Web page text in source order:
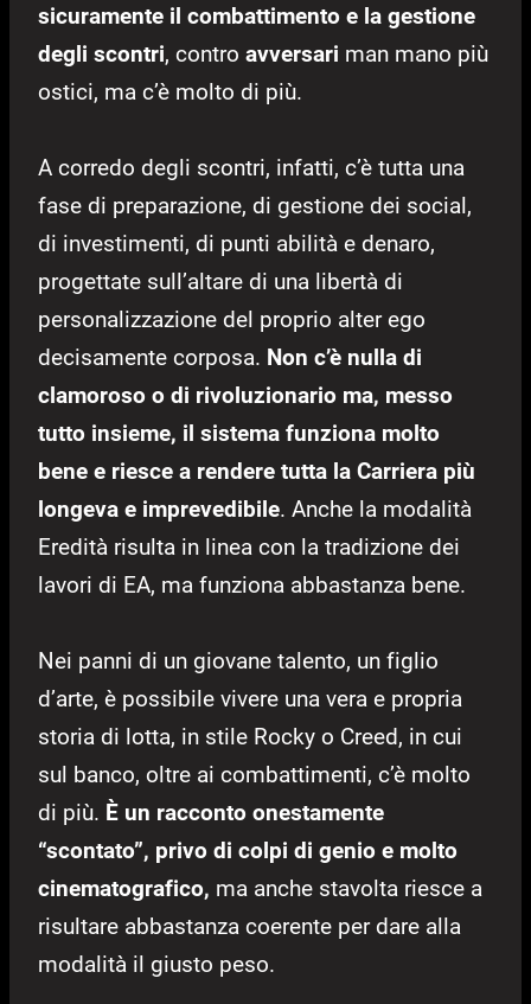
sicuramente il combattimento e la gestione
degli scontri, contro avversari man mano più
ostici, ma c’è molto di più.
A corredo degli scontri, infatti, c’è tutta una
fase di preparazione, di gestione dei social,
di investimenti, di punti abilità e denaro,
progettate sull’altare di una libertà di
personalizzazione del proprio alter ego
decisamente corposa. Non c’è nulla di
clamoroso o di rivoluzionario ma, messo
tutto insieme, il sistema funziona molto
bene e riesce a rendere tutta la Carriera più
longeva e imprevedibile. Anche la modalità
Eredità risulta in linea con la tradizione dei
lavori di EA, ma funziona abbastanza bene.
Nei panni di un giovane talento, un figlio
d’arte, è possibile vivere una vera e propria
storia di lotta, in stile Rocky o Creed, in cui
sul banco, oltre ai combattimenti, c’è molto
di più. È un racconto onestamente
“scontato”, privo di colpi di genio e molto
cinematografico, ma anche stavolta riesce a
risultare abbastanza coerente per dare alla
modalità il giusto peso.